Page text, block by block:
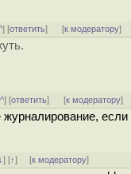
] [ответить] [к модератору]
] [ответить] [к модератору]
↓] [↑] [к модератору]